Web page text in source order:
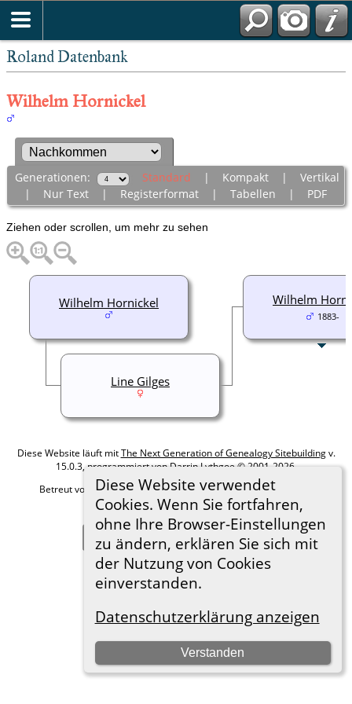
Roland Datenbank
Diese Website verwendet
Cookies. Wenn Sie fortfahren,
ohne Ihre Browser-Einstellungen
zu ändern, erklären Sie sich mit
der Nutzung von Cookies
einverstanden.
Datenschutzerklärung anzeigen
Verstanden
Wilhelm Hornickel
Generationen: Standard | Kompakt| Vertikal
| Nur Text| Registerformat| Tabellen | PDF
Ziehen oder scrollen, um mehr zu sehen
Wilhelm
1883-
Wilhelm Hornickel
Line Gilges
Diese Website läuft mitThe Next Generation of Genealogy Sitebuildingv.
15.0.3, programmiert von Darrin Lythgoe © 2001-2026.
Betreut von
Roland zu Dortmund e.V. . |Datenschutzerklärung
Hier geht es zum Impressum
Zur Desktop-Webseite wechseln